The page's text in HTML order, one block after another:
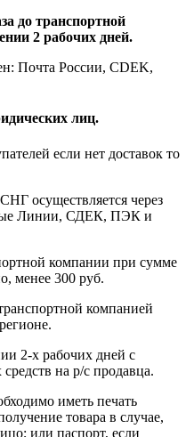
до транспортной
2 рабочих дней.
Почта России, CDEK,
лиц.
если нет доставок то
осуществляется через
Линии, СДЕК, ПЭК и
компании при сумме
менее 300 руб.
компанией
2-х рабочих дней с
на р/с продавца.
иметь печать
товара в случае,
или паспорт, если